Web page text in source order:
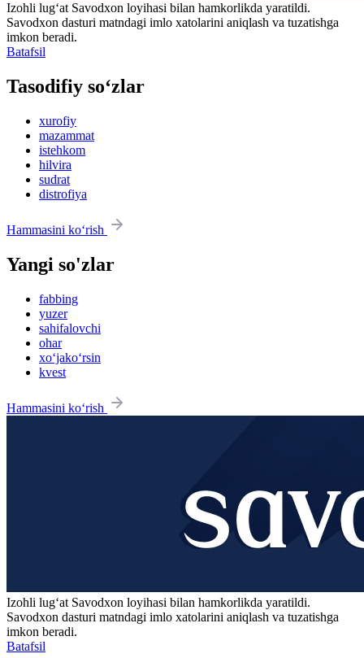
Izohli lugʻat Savodxon loyihasi bilan hamkorlikda yaratildi.
Savodxon dasturi matndagi imlo xatolarini aniqlash va tuzatishga
imkon beradi.
Batafsil
Tasodifiy so‘zlar
xurofiy
mazammat
istehkom
hilvira
sudrat
distrofiya
Hammasini ko‘rish
Yangi so'zlar
fabbing
yuzer
sahifalovchi
ohar
xo‘jako‘rsin
kvest
Hammasini ko‘rish
Izohli lugʻat Savodxon loyihasi bilan hamkorlikda yaratildi.
Savodxon dasturi matndagi imlo xatolarini aniqlash va tuzatishga
imkon beradi.
Batafsil